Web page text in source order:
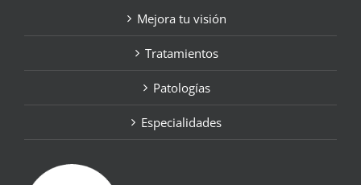
Mejora tu visión
Tratamientos
Patologías
Especialidades